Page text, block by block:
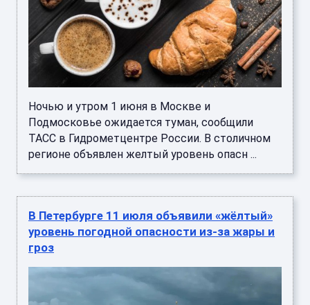
Ночью и утром 1 июня в Москве и
Подмосковье ожидается туман, сообщили
ТАСС в Гидрометцентре России. В столичном
регионе объявлен желтый уровень опасн ...
В Петербурге 11 июля объявили «жёлтый»
уровень погодной опасности из-за жары и
гроз